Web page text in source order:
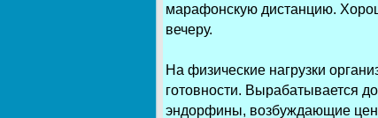
марафонскую дистанцию.
вечеру.
На физические нагрузки
готовности. Вырабатывается
эндорфины, возбуждающие